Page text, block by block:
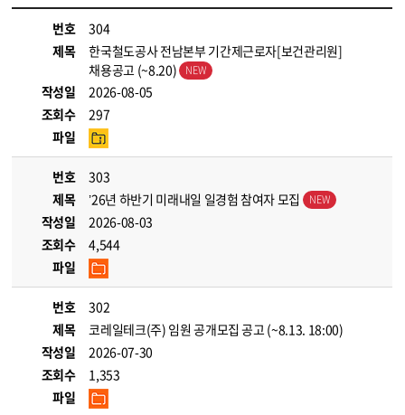
번호
304
제목
한국철도공사 전남본부 기간제근로자[보건관리원]
채용공고 (~8.20)
작성일
2026-08-05
조회수
297
파일
번호
303
제목
’26년 하반기 미래내일 일경험 참여자 모집
작성일
2026-08-03
조회수
4,544
파일
번호
302
제목
코레일테크(주) 임원 공개모집 공고 (~8.13. 18:00)
작성일
2026-07-30
조회수
1,353
파일